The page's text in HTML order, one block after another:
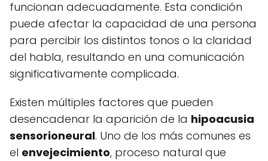
funcionan adecuadamente. Esta condición
puede afectar la capacidad de una persona
para percibir los distintos tonos o la claridad
del habla, resultando en una comunicación
significativamente complicada.
Existen múltiples factores que pueden
desencadenar la aparición de la hipoacusia
sensorioneural. Uno de los más comunes es
el envejecimiento, proceso natural que